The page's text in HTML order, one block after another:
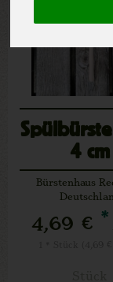
4 cm
Bürstenhaus
4,69 € *